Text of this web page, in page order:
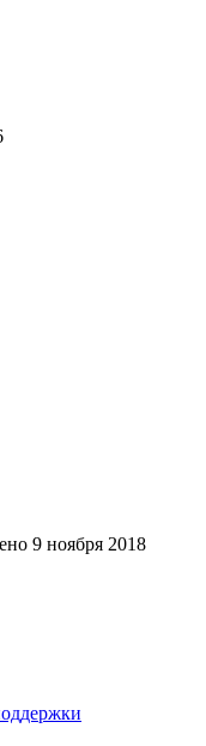
9 ноября 2018